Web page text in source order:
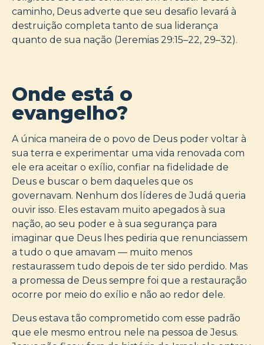
caminho, Deus adverte que seu desafio levará à
destruição completa tanto de sua liderança
quanto de sua nação (Jeremias 29:15–22, 29–32).
Onde está o
evangelho?
A única maneira de o povo de Deus poder voltar à
sua terra e experimentar uma vida renovada com
ele era aceitar o exílio, confiar na fidelidade de
Deus e buscar o bem daqueles que os
governavam. Nenhum dos líderes de Judá queria
ouvir isso. Eles estavam muito apegados à sua
nação, ao seu poder e à sua segurança para
imaginar que Deus lhes pediria que renunciassem
a tudo o que amavam — muito menos
restaurassem tudo depois de ter sido perdido. Mas
a promessa de Deus sempre foi que a restauração
ocorre por meio do exílio e não ao redor dele.
Deus estava tão comprometido com esse padrão
que ele mesmo entrou nele na pessoa de Jesus.